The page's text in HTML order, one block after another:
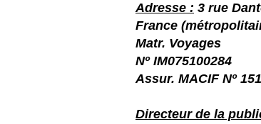
Adresse : 3 rue
France
Matr. Voyages
Nº IM075100284
Assur. MACIF Nº
Directeur de la